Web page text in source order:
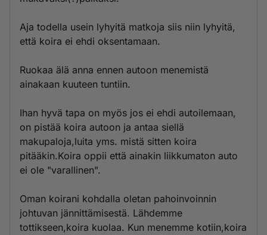
Aja todella usein lyhyitä matkoja siis niin lyhyitä,
että koira ei ehdi oksentamaan.
Ruokaa älä anna ennen autoon menemistä
ainakaan kuuteen tuntiin.
Ihan hyvä tapa on myös jos ei ehdi autoilemaan,
on pistää koira autoon ja antaa siellä
makupaloja,luita yms. mistä sitten koira
pitääkin.Koira oppii että ainakin liikkumaton auto
ei ole "varallinen".
Oman koirani kohdalla oletan pahoinvoinnin
johtuvan jännittämisestä. Lähdemme
tottikseen,koira kuolaa. Kun menemme kotiin,koira